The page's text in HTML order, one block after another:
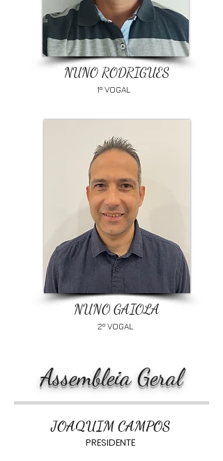
NUNO RODRIGUES
1º VOGAL
NUNO GAIOLA
2º VOGAL
Assembleia Geral
JOAQUIM CAMPOS
PRESIDENTE